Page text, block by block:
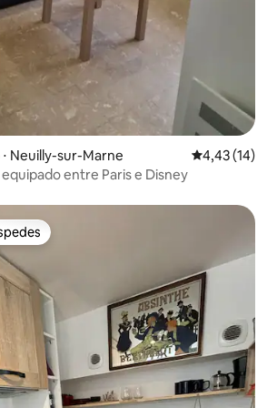
Neuilly-sur-Marne 4,43 de uma
4,43 (14)
entre Paris e Disney